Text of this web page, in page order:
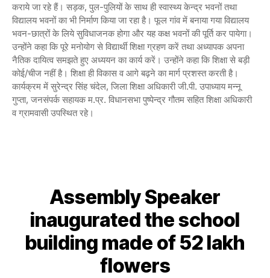
कराये जा रहे हैं। सड़क, पुल-पुलियों के साथ ही स्वास्थ्य केन्द्र भवनों तथा
विद्यालय भवनों का भी निर्माण किया जा रहा है। फूल गांव में बनाया गया विद्यालय
भवन-छात्रों के लिये सुविधाजनक होगा और यह कक्ष भवनों की पूर्ति कर पायेगा।
उन्होंने कहा कि पूरे मनोयोग से विद्यार्थी शिक्षा ग्रहण करें तथा अध्यापक अपना
नैतिक दायित्व समझते हुए अध्ययन का कार्य करें। उन्होंने कहा कि शिक्षा से बड़ी
कोई/चीज नहीं है। शिक्षा ही विकास व आगे बढ़ने का मार्ग प्रशस्त करती है।
कार्यक्रम में सुरेन्द्र सिंह चंदेल, जिला शिक्षा अधिकारी जी.पी. उपाध्याय मन्नू
गुप्ता, जनसंपर्क सहायक म.प्र. विधानसभा पुष्पेन्द्र गौतम सहित शिक्षा अधिकारी
व ग्रामवासी उपस्थित रहे।
Assembly Speaker
inaugurated the school
building made of 52 lakh
flowers